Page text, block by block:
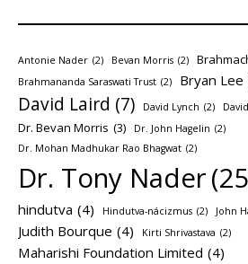
Antonie Nader (2) Bevan Morris (2)
Brahmananda Saraswati Trust (2) Bryan Lee
David Laird (7) David Lynch (2)
Dr. Bevan Morris (3) Dr. John Hagelin (2)
Dr. Mohan Madhukar Rao Bhagwat (2)
Dr. Tony Nader
hindutva (4) Hindutva-nácizmus (2) John
Judith Bourque (4) Kirti Shrivastava (2)
Maharishi Foundation Limited (4)